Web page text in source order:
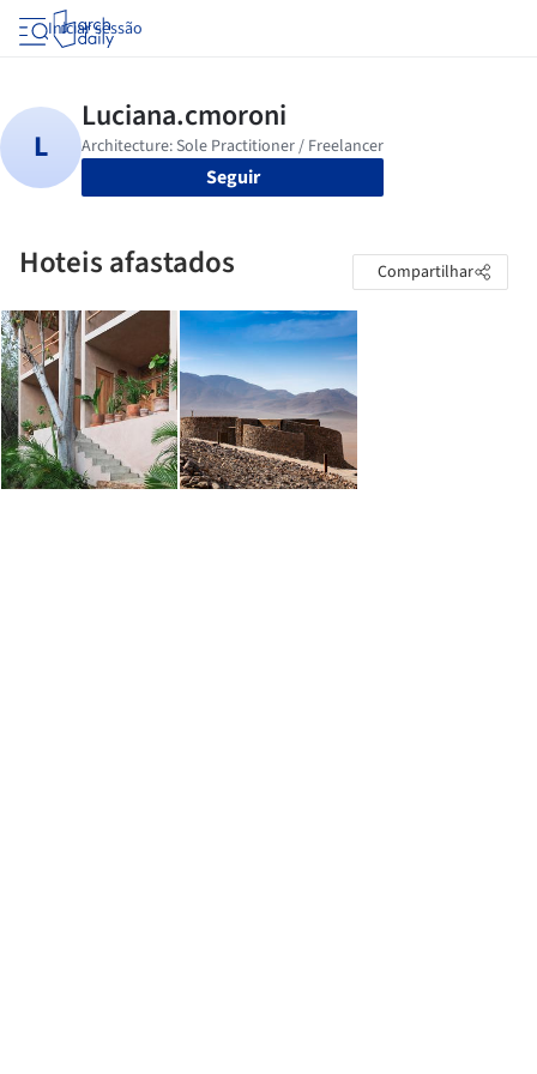
Iniciar sessão
Seguir
Hoteis afastados Compartilhar